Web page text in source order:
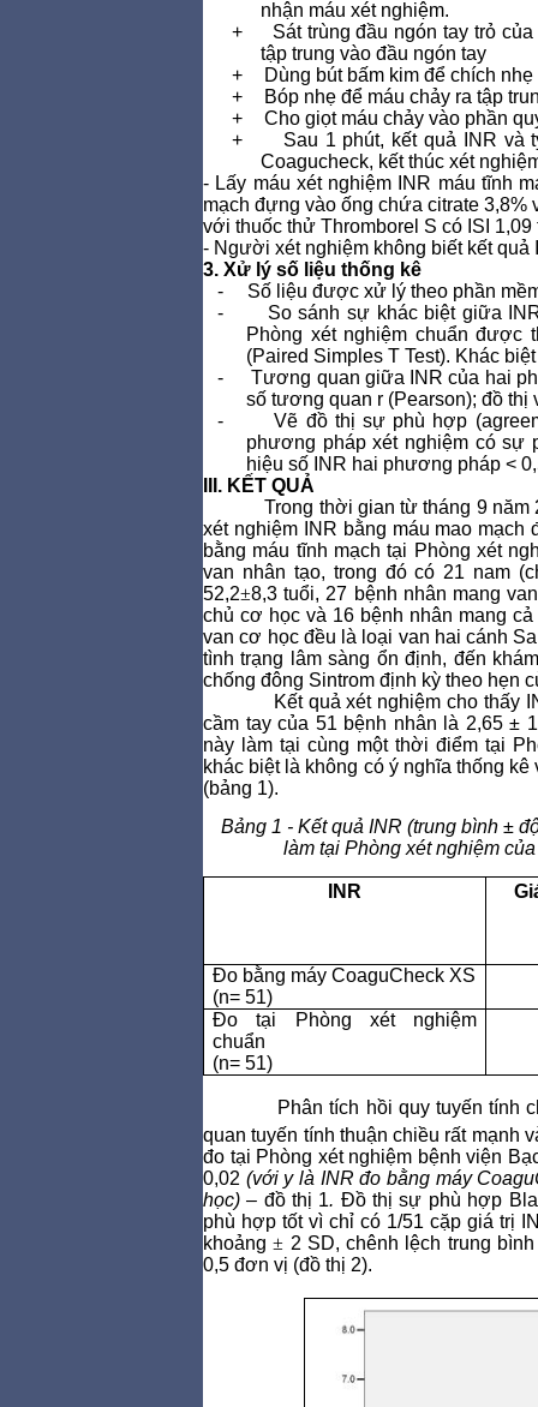
nhận máu xét nghiệm.
+
Sát trùng đầu ngón tay trỏ
tập trung vào đầu ngón tay
+
Dùng bút bấm kim để chích
+
Bóp nhẹ để máu chảy ra tập
+
Cho giọt máu chảy vào phần
+
Sau 1 phút, kết quả INR và
Coagucheck, kết thúc xét
- Lấy máu xét nghiệm INR máu tĩnh
mạch đựng vào ống chứa citrate 3,8%
với thuốc thử Thromborel S có ISI
- Người xét nghiệm không biết kết
3. Xử lý số liệu thống kê
-
Số liệu được xử lý theo phần
-
So sánh sự khác biệt giữa
Phòng xét nghiệm chuẩn được
(Paired Simples T Test). Khác
-
Tương quan giữa INR của hai
số tương quan r (Pearson); đồ thị
-
Vẽ đồ thị sự phù hợp
phương pháp xét nghiệm có sự
hiệu số INR hai phương pháp <
III. KẾT QUẢ
Trong thời gian từ tháng 9 năm
xét nghiệm INR bằng máu mao mạch
bằng máu tĩnh mạch tại Phòng xét
van nhân tạo, trong đó có 21 nam
52,2±8,3 tuổi, 27 bệnh nhân mang
chủ cơ học và 16 bệnh nhân mang
van cơ học đều là loại van hai cánh
tình trạng lâm sàng ổn định, đến
chống đông Sintrom định kỳ theo hẹn
Kết quả xét nghiệm cho thấy
cầm tay của 51 bệnh nhân là 2,65 ±
này làm tại cùng một thời điểm tại
khác biệt là không có ý nghĩa thống
(bảng 1).
Bảng 1 - Kết quả INR (trung bình ±
làm tại Phòng xét nghiệm
INR
Đo bằng máy CoaguCheck XS
(n= 51)
Đo tại Phòng xét nghiệm
chuẩn
(n= 51)
Phân tích hồi quy tuyến tính
quan tuyến tính thuận chiều rất mạnh
đo tại Phòng xét nghiệm bệnh viện
0,02 (với y là INR đo bằng máy
học) – đồ thị 1. Đồ thị sự phù hợp
phù hợp tốt vì chỉ có 1/51 cặp giá trị
khoảng± 2 SD, chênh lệch trung
0,5 đơn vị (đồ thị 2).